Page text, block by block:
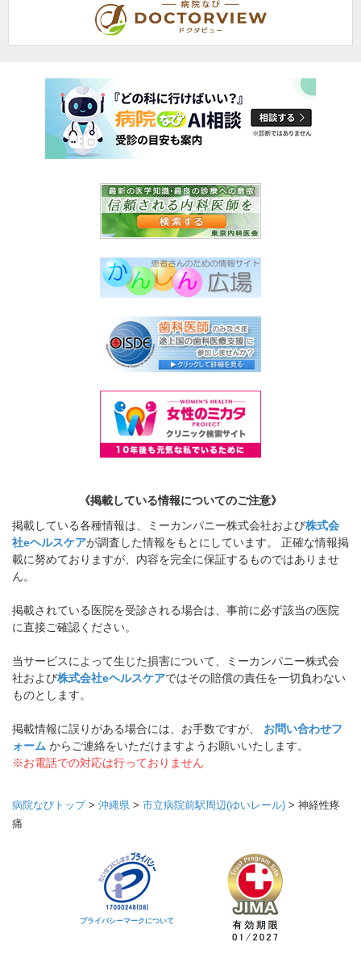
《掲載している情報についてのご注意》
掲載している各種情報は、ミーカンパニー株式会社および株式会
社eヘルスケアが調査した情報をもとにしています。 正確な情報掲
載に努めておりますが、内容を完全に保証するものではありませ
ん。
掲載されている医院を受診される場合は、事前に必ず該当の医院
に直接ご確認ください。
当サービスによって生じた損害について、ミーカンパニー株式会
社および株式会社eヘルスケアではその賠償の責任を一切負わない
ものとします。
掲載情報に誤りがある場合には、お手数ですが、 お問い合わせフ
ォーム からご連絡をいただけますようお願いいたします。
※お電話での対応は行っておりません
病院なびトップ> 沖縄県 > 市立病院前駅周辺(ゆいレール) > 神経性疼
痛
プライバシーマークについて